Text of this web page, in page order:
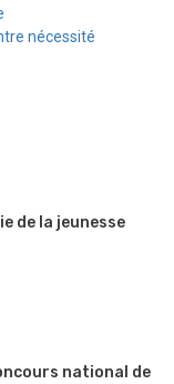
nécessité
de la jeunesse
national de